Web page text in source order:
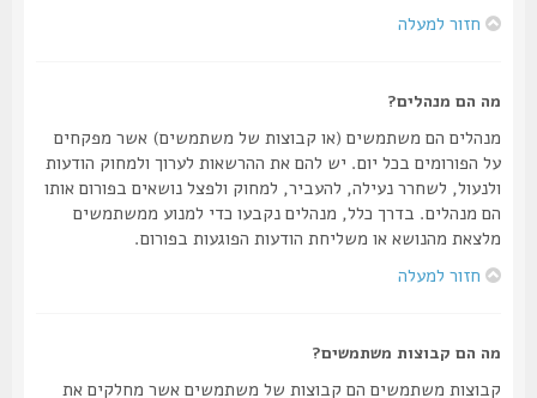
חזור למעלה
מה הם מנהלים?
מנהלים הם משתמשים (או קבוצות של משתמשים) אשר מפקחים
על הפורומים בכל יום. יש להם את ההרשאות לערוך ולמחוק הודעות
ולנעול, לשחרר נעילה, להעביר, למחוק ולפצל נושאים בפורום אותו
הם מנהלים. בדרך כלל, מנהלים נקבעו כדי למנוע ממשתמשים
מלצאת מהנושא או משליחת הודעות הפוגעות בפורום.
חזור למעלה
מה הם קבוצות משתמשים?
קבוצות משתמשים הם קבוצות של משתמשים אשר מחלקים את